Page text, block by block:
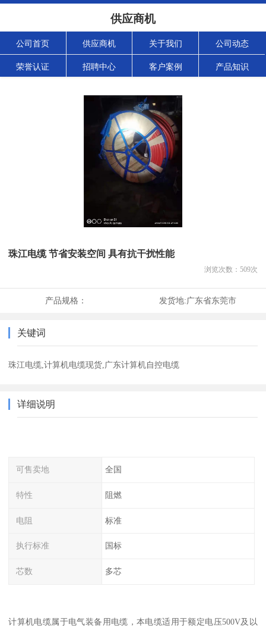
供应商机
公司首页 供应商机 关于我们 公司动态
荣誉认证 招聘中心 客户案例 产品知识
珠江电缆 节省安装空间 具有抗干扰性能
浏览次数： 509次
产品规格： 发货地:广东省东莞市
关键词
珠江电缆,计算机电缆现货,广东计算机自控电缆
详细说明
可售卖地 全国
特性 阻燃
电阻 标准
执行标准 国标
芯数 多芯
计算机电缆属于电气装备用电缆，本电缆适用于额定电压500V及以